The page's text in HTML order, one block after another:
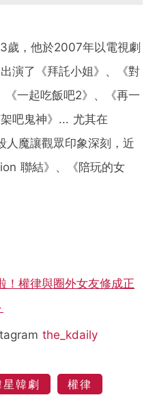
歲，他於2007年以電視劇
演了《拜託小姐》、《對
一起吃飯吧2》、《再一
吧鬼神》... 尤其在
人魔讓觀眾印象深刻，近
聯結》、《陪玩的女
！權律與圈外女友修成正
the_kdaily
韓劇 權律